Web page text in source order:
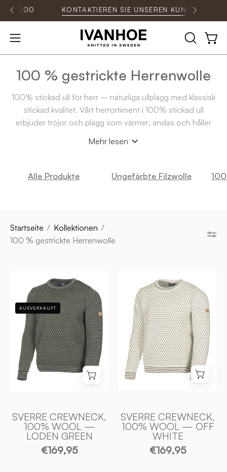
Inhalt
KONTAKTIEREN SIE UNSEREN KUNDENSERVICE
Navigationsmenü
öffnen
ÖFFNEN
100 % gestrickte Herrenwolle
100% stickad ull för herr – naturliga ullplagg med klassisk
stickad kvalitet. Vårt herrortiment i 100% stickad ull
erbjuder tröjor och plagg som värmer, andas och håller
tradition.
Mehr lesen
Alle Produkte Ungefärbte Filzwolle
Startseite / Kollektionen /
100 % gestrickte Herrenwolle
CREWNECK,
100%
ULL
—
LODEN
GREEN
-
AUSVERKAUFT
SVERRE CREWNECK,
100% WOOL —
LODEN GREEN
€169,95
CREWNECK,
100%
ULL
—
OFF
WHITE
-
Ivanhoe
SVERRE CREWNECK,
100% WOOL — OFF
WHITE
€169,95